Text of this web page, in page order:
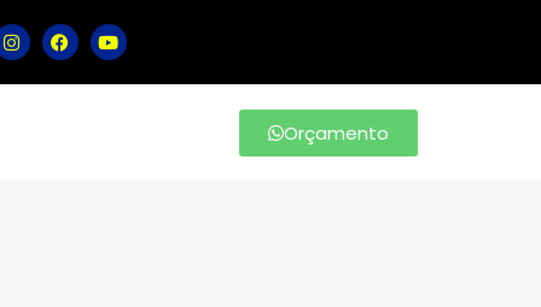
Orçamento